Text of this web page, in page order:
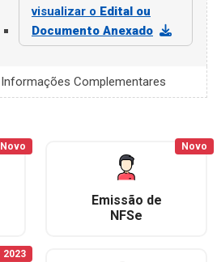
visualizar o Edital ou
Documento Anexado
Informações Complementares
Novo
Emissão de
NFSe
Novo
2023